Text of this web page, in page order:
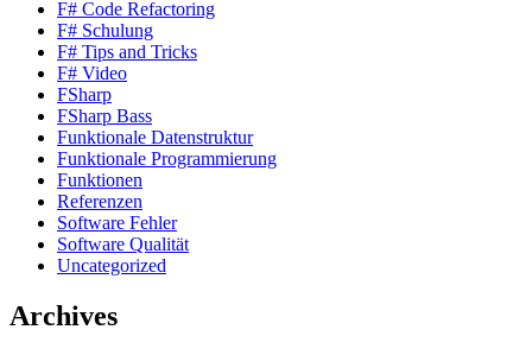
F# Code Refactoring
F# Schulung
F# Tips and Tricks
F# Video
FSharp
FSharp Bass
Funktionale Datenstruktur
Funktionale Programmierung
Funktionen
Referenzen
Software Fehler
Software Qualität
Uncategorized
Archives